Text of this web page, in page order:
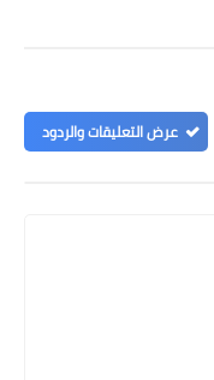
عرض التعليقات والردود